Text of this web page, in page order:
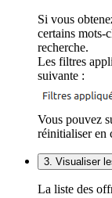
Si vous
certains mots-
recherche.
Les filtres
suivante :
Vous pouvez
réinitialiser en
3. Visualiser
La liste des